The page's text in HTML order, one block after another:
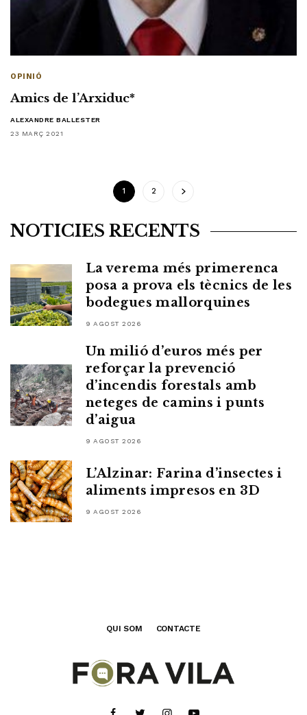
OPINIÓ
Amics de l’Arxiduc*
ALEXANDRE BALLESTER
23 MARÇ 2021
1 2
NOTÍCIES RECENTS
La verema més primerenca
posa a prova els tècnics de les
bodegues mallorquines
9 AGOST 2026
Un milió d’euros més per
reforçar la prevenció
d’incendis forestals amb
neteges de camins i punts
d’aigua
9 AGOST 2026
L’Alzinar: Farina d’insectes i
aliments impresos en 3D
9 AGOST 2026
QUI SOM CONTACTE